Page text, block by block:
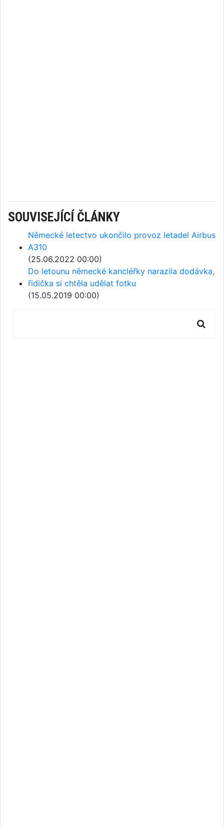
SOUVISEJÍCÍ ČLÁNKY
Německé letectvo ukončilo provoz letadel Airbus
A310
(25.06.2022 00:00)
Do letounu německé kancléřky narazila dodávka,
řidička si chtěla udělat fotku
(15.05.2019 00:00)